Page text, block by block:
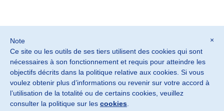
©2026 SOSTER srl
Monteviale Vicenza · Italia
P. IVA IT02882900240
×
Note
Ce site ou les outils de ses tiers utilisent des cookies qui sont
nécessaires à son fonctionnement et requis pour atteindre les
objectifs décrits dans la politique relative aux cookies. Si vous
voulez obtenir plus d’informations ou revenir sur votre accord à
l’utilisation de la totalité ou de certains cookies, veuillez
consulter la politique sur les cookies